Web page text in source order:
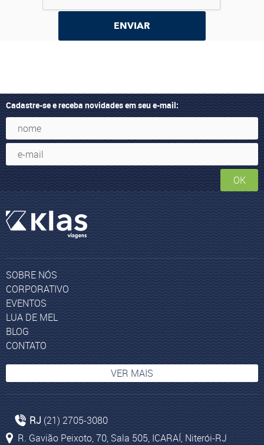
ENVIAR
Cadastre-se e receba novidades em seu e-mail:
OK
SOBRE NÓS
CORPORATIVO
EVENTOS
LUA DE MEL
BLOG
CONTATO
VER MAIS
Ilhas de Cartagena
RJ (21) 2705-3080
R. Gavião Peixoto, 70, Sala 505, ICARAÍ, Niterói-RJ